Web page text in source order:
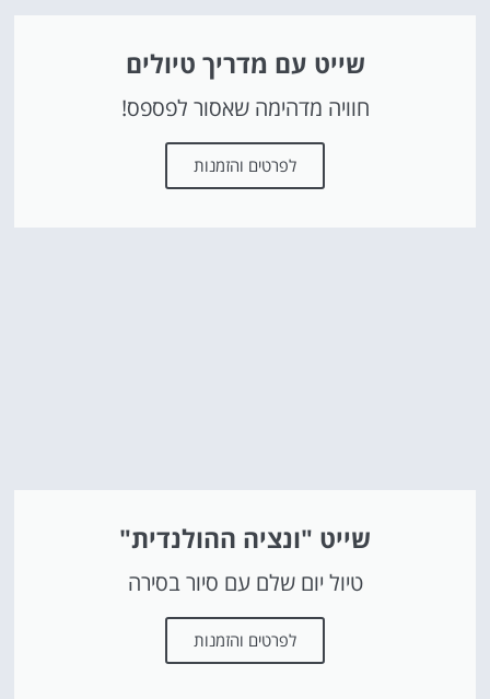
שייט עם מדריך טיולים
חוויה מדהימה שאסור לפספס!
לפרטים והזמנות
שייט "ונציה ההולנדית"
טיול יום שלם עם סיור בסירה
לפרטים והזמנות